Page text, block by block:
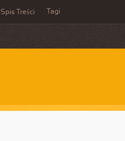
Spis Treści Tagi